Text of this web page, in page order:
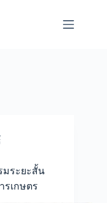
มระยะสั้น
เกษตร